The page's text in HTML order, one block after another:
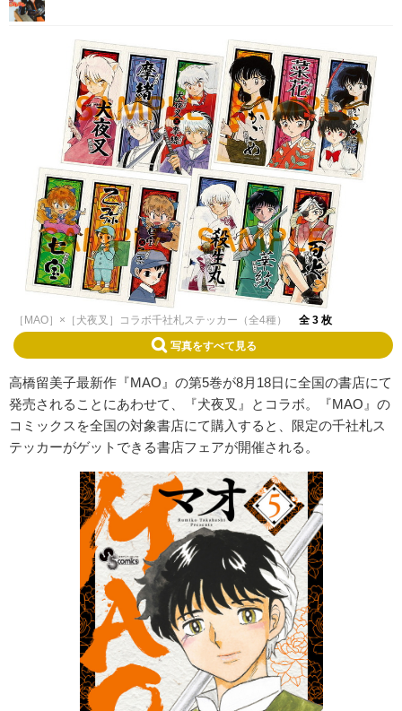
［MAO］×［犬夜叉］コラボ千社札ステッカー（全4種） 全 3 枚
写真をすべて見る
高橋留美子最新作『MAO』の第5巻が8月18日に全国の書店にて
発売されることにあわせて、『犬夜叉』とコラボ。『MAO』の
コミックスを全国の対象書店にて購入すると、限定の千社札ス
テッカーがゲットできる書店フェアが開催される。